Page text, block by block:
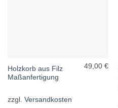
Holzkorb aus Filz
Maßanfertigung
49,00 €
zzgl. Versandkosten